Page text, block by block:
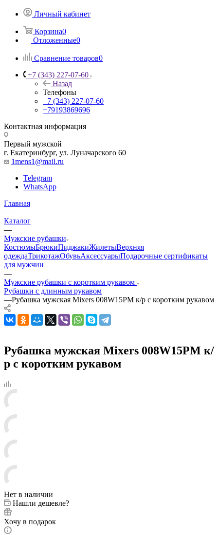
Личный кабинет
Корзина0
Отложенные0
Сравнение товаров0
+7 (343) 227-07-60
Назад
Телефоны
+7 (343) 227-07-60
+79193869696
Контактная информация
Первый мужской
г. Екатеринбург, ул. Луначарского 60
1mens1@mail.ru
Telegram
WhatsApp
Главная
—
Каталог
—
Мужские рубашки
КостюмыБрюкиПиджакиЖилетыВерхняя
одеждаТрикотажОбувьАксессуарыПодарочные сертификаты
для мужчин
—
Мужские рубашки с коротким рукавом
Рубашки с длинным рукавом
—Рубашка мужская Mixers 008W15PM к/р с коротким рукавом
Рубашка мужская Mixers 008W15PM к/
р с коротким рукавом
Нет в наличии
Нашли дешевле?
Хочу в подарок